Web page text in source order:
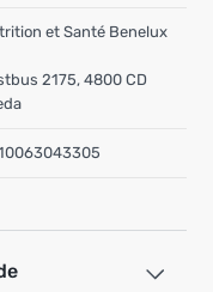
et Santé Benelux
2175, 4800 CD